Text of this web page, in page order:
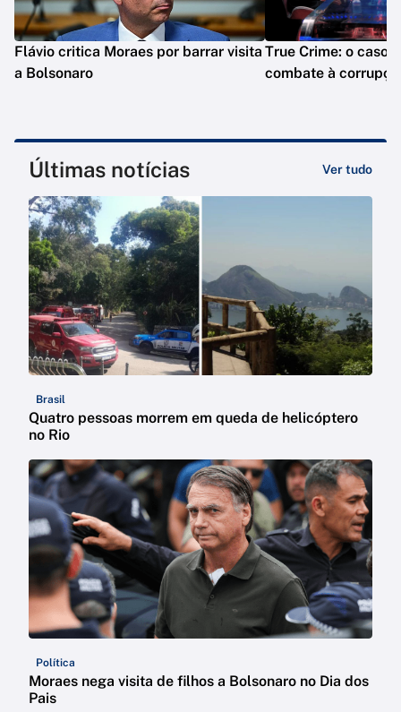
Flávio critica Moraes por barrar visita
a Bolsonaro
True Crime: o caso
combate à
Últimas notícias Ver tudo
Brasil
Quatro pessoas morrem em queda de helicóptero
no Rio
Política
Moraes nega visita de filhos a Bolsonaro no Dia dos
Pais